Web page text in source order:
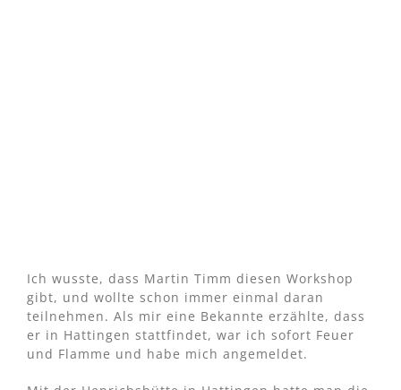
Ich wusste, dass Martin Timm diesen Workshop
gibt, und wollte schon immer einmal daran
teilnehmen. Als mir eine Bekannte erzählte, dass
er in Hattingen stattfindet, war ich sofort Feuer
und Flamme und habe mich angemeldet.